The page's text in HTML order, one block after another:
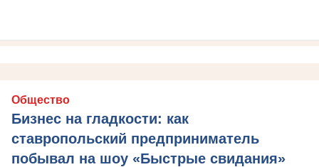
Общество
Бизнес на гладкости: как
ставропольский предприниматель
побывал на шоу «Быстрые свидания»